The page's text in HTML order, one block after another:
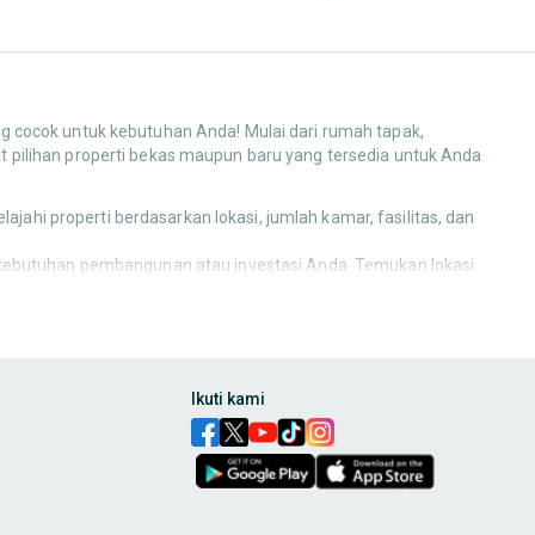
cocok untuk kebutuhan Anda! Mulai dari rumah tapak,
properti bekas maupun baru yang tersedia untuk Anda
properti berdasarkan lokasi, jumlah kamar, fasilitas, dan
pembangunan atau investasi Anda. Temukan lokasi
perkantoran, dan harga yang sesuai dengan anggaran
hingga ruang usaha. Temukan pilihan terbaik untuk
Ikuti kami